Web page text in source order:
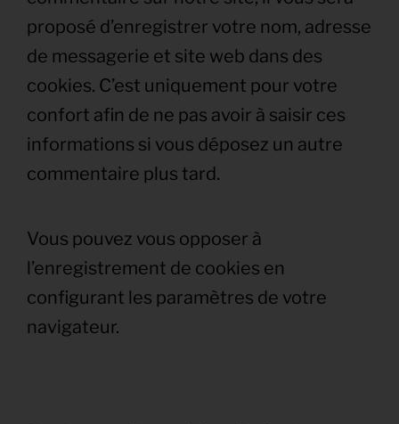
proposé d’enregistrer votre nom, adresse
de messagerie et site web dans des
cookies. C’est uniquement pour votre
confort afin de ne pas avoir à saisir ces
informations si vous déposez un autre
commentaire plus tard.
Vous pouvez vous opposer à
l’enregistrement de cookies en
configurant les paramètres de votre
navigateur.